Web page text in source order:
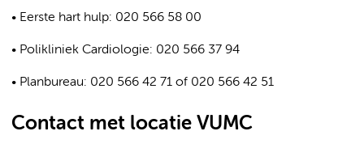
• Eerste hart hulp: 020 566 58 00
• Polikliniek Cardiologie: 020 566 37 94
• Planbureau: 020 566 42 71 of 020 566 42 51
Contact met locatie VUMC